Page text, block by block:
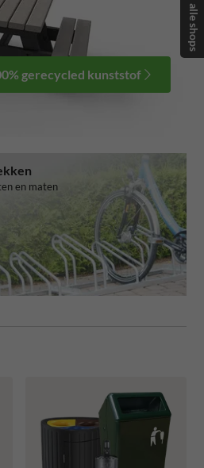
gerecycled kunststof
en maten
alle shops